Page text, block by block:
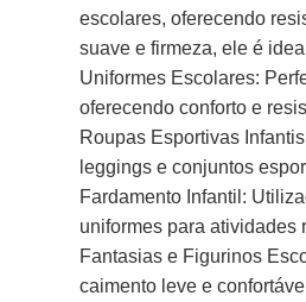
escolares, oferecendo
suave e firmeza, ele é
Uniformes Escolares:
oferecendo conforto e
Roupas Esportivas
leggings e conjuntos
Fardamento Infantil:
uniformes para atividades
Fantasias e Figurinos
caimento leve e